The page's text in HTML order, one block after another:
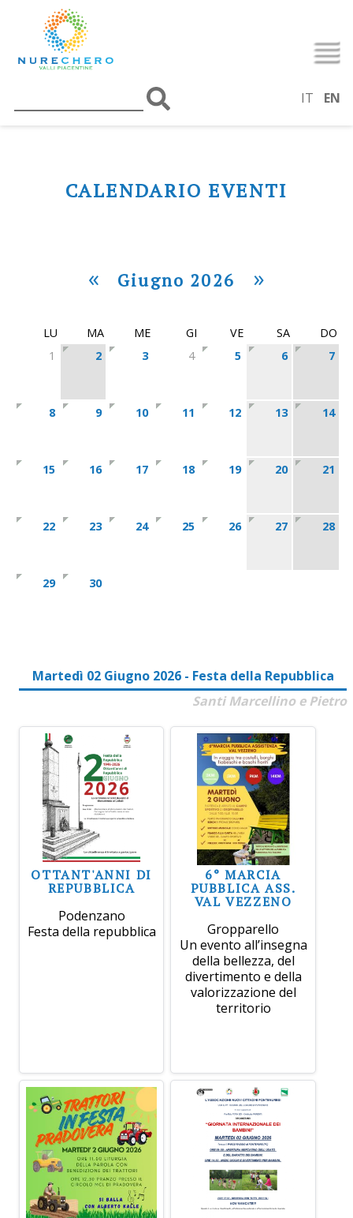
IT EN
CALENDARIO EVENTI
« Giugno 2026 »
LU MA ME GI VE SA
DO
1
2 3 4 5 6 7
8 9 10 11 12 13 14
15 16 17 18 19 20 21
22 23 24 25 26 27 28
29 30
Martedì 02 Giugno 2026 - Festa della Repubblica
Santi Marcellino e Pietro
OTTANT'ANNI DI
REPUBBLICA
Podenzano
Festa della repubblica
6° MARCIA
PUBBLICA ASS.
VAL VEZZENO
Gropparello
Un evento all’insegna
della bellezza, del
divertimento e della
valorizzazione del
territorio